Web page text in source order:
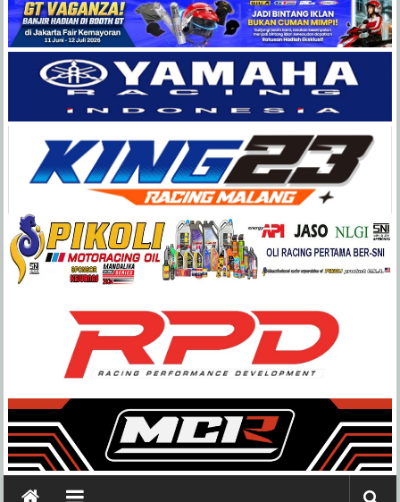
Balap
Paling
Lengkap